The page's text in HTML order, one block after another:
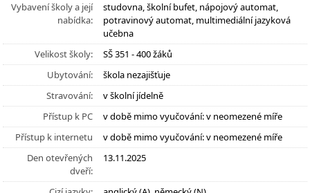
Vybavení školy a její
nabídka:
studovna, školní bufet, nápojový automat,
potravinový automat, multimediální jazyková
učebna
Velikost školy:
SŠ 351 - 400 žáků
Ubytování:
škola nezajišťuje
Stravování:
v školní jídelně
Přístup k PC
v době mimo vyučování: v neomezené míře
Přístup k internetu
v době mimo vyučování: v neomezené míře
Den otevřených
dveří:
13.11.2025